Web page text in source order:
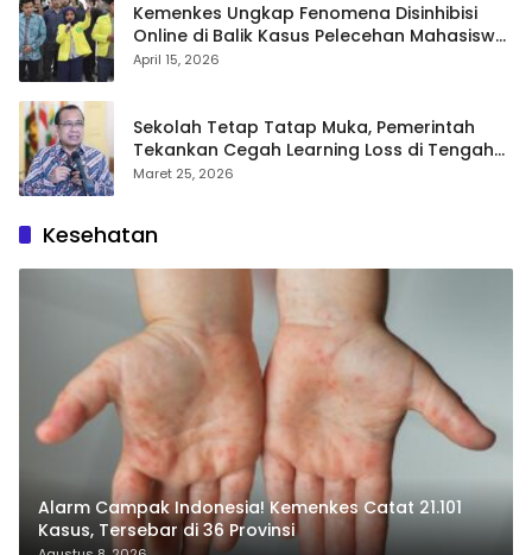
Kemenkes Ungkap Fenomena Disinhibisi
Online di Balik Kasus Pelecehan Mahasiswa
FH UI
April 15, 2026
Sekolah Tetap Tatap Muka, Pemerintah
Tekankan Cegah Learning Loss di Tengah
Krisis Global
Maret 25, 2026
Kesehatan
Alarm Campak Indonesia! Kemenkes Catat 21.101
Kasus, Tersebar di 36 Provinsi